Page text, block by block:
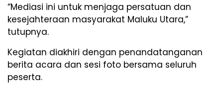
“Mediasi ini untuk menjaga persatuan dan
kesejahteraan masyarakat Maluku Utara,”
tutupnya.
Kegiatan diakhiri dengan penandatanganan
berita acara dan sesi foto bersama seluruh
peserta.